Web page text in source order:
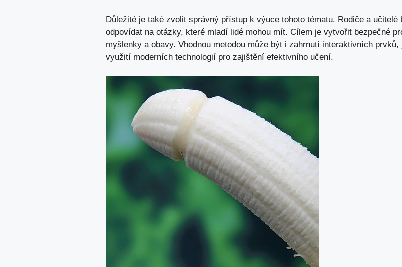
Důležité je také zvolit správný přístup k​ výuce tohoto ‌tématu. Rodiče a
odpovídat na otázky, které mladí lidé mohou mít. Cílem je vytvořit bezpečné
myšlenky a obavy. Vhodnou metodou může ⁤být i ⁢zahrnutí interaktivních
využití moderních⁣ technologií pro zajištění efektivního‌ učení.